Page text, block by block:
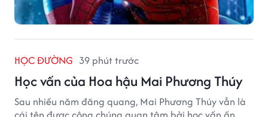
HỌC ĐƯỜNG 39 phút trước
Học vấn của Hoa hậu Mai Phương Thúy
Sau nhiều năm đăng quang, Mai Phương Thúy vẫn là